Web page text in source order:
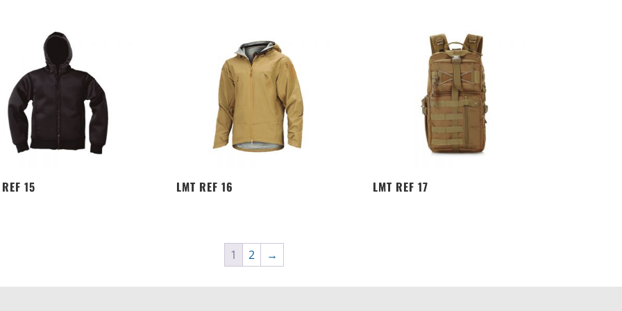
15 LMT REF 16 LMT REF 17
1 2 →